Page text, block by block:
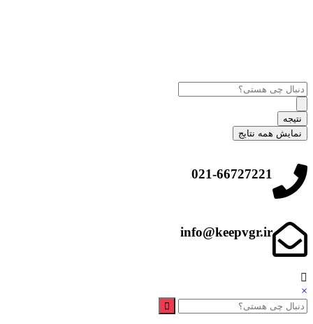
نتیجه
نمایش همه نتایج
021-66727221
info@keepvgr.ir
×